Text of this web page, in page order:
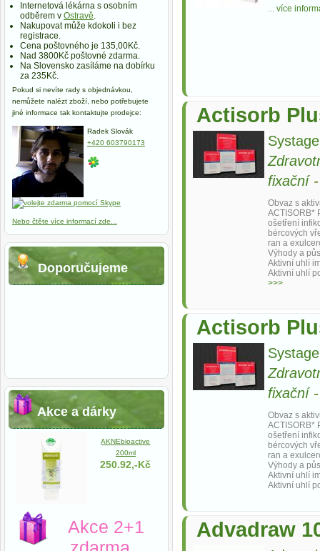
... více
Actisorb
fixační
Obvaz s
ACTISORB*
ošetření
bércových
ran a
Výhody a
Aktivní uhlí
Aktivní uhlí
>>>
Actisorb
fixační
Obvaz s
ACTISORB*
ošetření
bércových
ran a
Výhody a
Aktivní uhlí
Aktivní uhlí
Advadraw
Internetová lékárna s osobním
odběrem v Ostravě.
Nakupovat může kdokoli i bez
registrace.
Cena poštovného je 135,00Kč.
Nad 3800Kč poštovné zdarma.
Na Slovensko zasíláme na dobírku
za 235Kč.
Pokud si nevíte rady s objednávkou,
nemůžete nalézt zboží, nebo potřebujete
jiné informace tak kontaktujte prodejce:
Radek Slovák
+420 603790173
Nebo čtěte více informací zde...
Doporučujeme
Akce a dárky
AKNEbioactive
200ml
250.92,-Kč
Akce 2+1